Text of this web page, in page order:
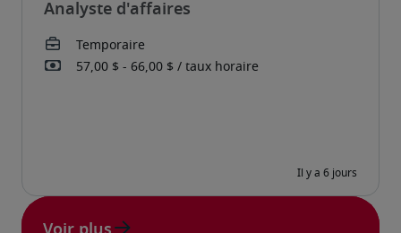
Analyste d'affaires